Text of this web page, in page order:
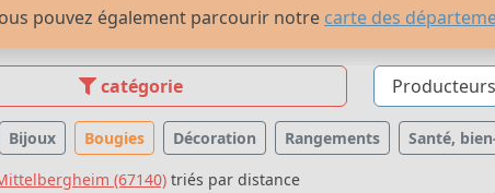
pouvez également parcourir notre carte des
catégorie
Bijoux Bougies Décoration Rangements Santé,
(67140) triés par distance